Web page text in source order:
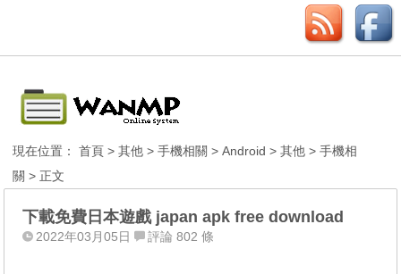
現在位置：首頁 >其他 >手機相關 >Android >其他 >手機相
關 > 正文
下載免費日本遊戲 japan apk free download
2022年03月05日 評論 802 條